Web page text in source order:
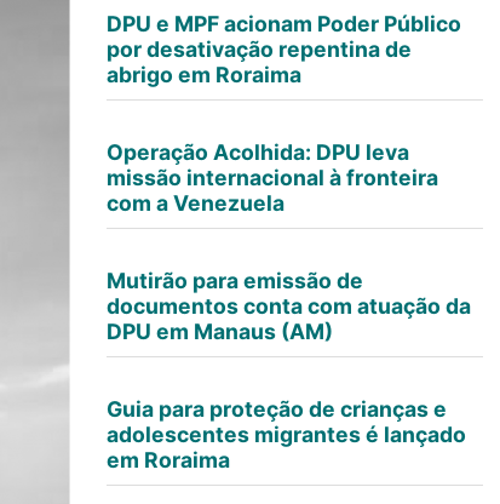
DPU e MPF acionam Poder Público
por desativação repentina de
abrigo em Roraima
Operação Acolhida: DPU leva
missão internacional à fronteira
com a Venezuela
Mutirão para emissão de
documentos conta com atuação da
DPU em Manaus (AM)
Guia para proteção de crianças e
adolescentes migrantes é lançado
em Roraima